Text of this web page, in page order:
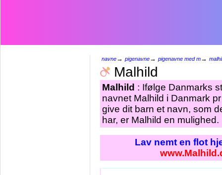
navne→ pigenavne→ pigenavne med m→
Malhild
Malhild : Ifølge Danmarks
navnet Malhild i Danmark
give dit barn et navn, som
har, er Malhild en mulighed.
Lav nemt en flot